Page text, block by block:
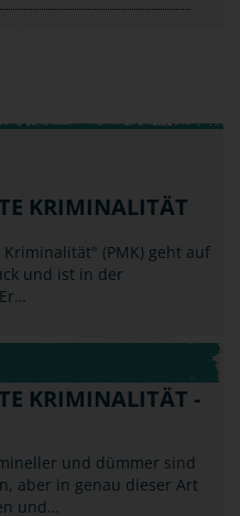
KRIMINALITÄT
(PMK) geht auf
und ist in der
KRIMINALITÄT -
und dümmer sind
aber in genau dieser Art
und…